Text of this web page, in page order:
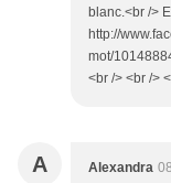
blanc.<br />
http://
mot/
<br /> <br />
A Alexandra